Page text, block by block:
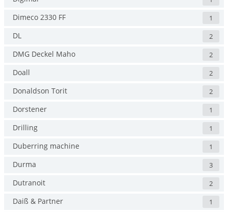
Dimeco 2330 FF 1
DL 2
DMG Deckel Maho 2
Doall 2
Donaldson Torit 2
Dorstener 1
Drilling 1
Duberring machine 1
Durma 3
Dutranoit 2
Daiß & Partner 1